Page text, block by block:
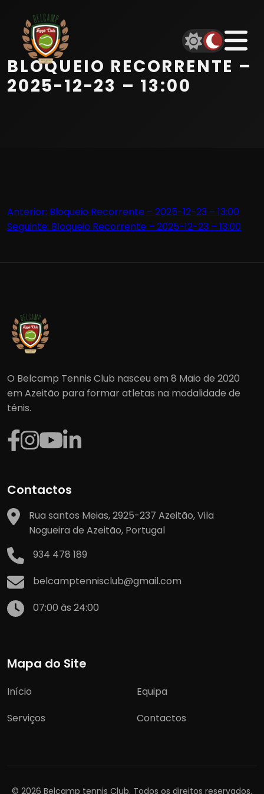
Início
Equipa
Serviços
Beach Tennis
BLOQUEIO RECORRENTE –
2025-12-23 – 13:00
Navegação
de
Anterior: Bloqueio Recorrente – 2025-12-23 – 13:00
Seguinte: Bloqueio Recorrente – 2025-12-23 – 13:00
O Belcamp Tennis Club nasceu em 8 Maio de 2020
em Azeitão para formar atletas na modalidade de
ténis.
Contactos
Rua santos Meias, 2925-237 Azeitão, Vila
Nogueira de Azeitão, Portugal
934 478 189
belcamptennisclub@gmail.com
07:00 às 24:00
Mapa do Site
Início
Equipa
Serviços
Contactos
© 2026 Belcamp tennis Club. Todos os direitos reservados.